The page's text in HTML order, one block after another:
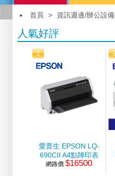
首頁 > 資訊週邊/辦公設備
人氣好評
1
愛普生 EPSON LQ-
690CII A4點陣印表
機
網路價$16500